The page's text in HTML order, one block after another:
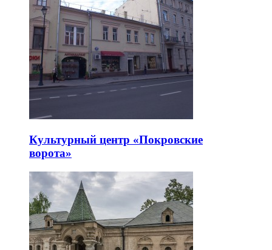
Культурный центр «Покровские
ворота»